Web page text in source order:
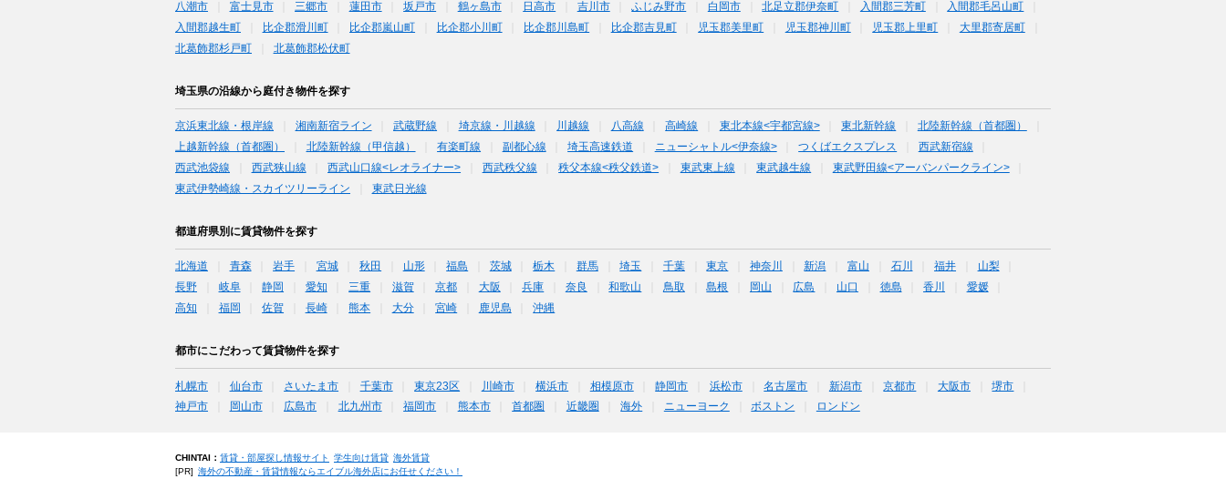
八潮市
富士見市 三郷市 蓮田市 坂戸市 鶴ヶ島市 日高市 吉川市 ふじみ野市 白岡市 北足立郡伊奈町 入間郡三芳町
入間郡毛呂山町
入間郡越生町
比企郡滑川町 比企郡嵐山町 比企郡小川町 比企郡川島町 比企郡吉見町 児玉郡美里町 児玉郡神川町 児玉郡上里町
大里郡寄居町
北葛飾郡杉戸町
北葛飾郡松伏町
埼玉県の沿線から庭付き物件を探す
京浜東北線・根岸線 湘南新宿ライン 武蔵野線 埼京線・川越線 川越線 八高線 高崎線 東北本線<宇都宮線> 東北新幹線
北陸新幹線（首都圏）
上越新幹線（首都圏）
北陸新幹線（甲信越） 有楽町線 副都心線 埼玉高速鉄道 ニューシャトル<伊奈線> つくばエクスプレス
西武新宿線
西武池袋線
西武狭山線 西武山口線<レオライナー> 西武秩父線 秩父本線<秩父鉄道> 東武東上線 東武越生線
東武野田線<アーバンパークライン>
東武伊勢崎線・スカイツリーライン
東武日光線
都道府県別に賃貸物件を探す
北海道 青森 岩手 宮城 秋田 山形 福島 茨城 栃木 群馬 埼玉 千葉 東京 神奈川 新潟 富山 石川 福井
山梨
長野
岐阜 静岡 愛知 三重 滋賀 京都 大阪 兵庫 奈良 和歌山 鳥取 島根 岡山 広島 山口 徳島 香川
愛媛
高知
福岡 佐賀 長崎 熊本 大分 宮崎 鹿児島 沖縄
都市にこだわって賃貸物件を探す
札幌市 仙台市 さいたま市 千葉市 東京23区 川崎市 横浜市 相模原市 静岡市 浜松市 名古屋市 新潟市 京都市 大阪市
堺市
神戸市
岡山市 広島市 北九州市 福岡市 熊本市 首都圏 近畿圏 海外 ニューヨーク ボストン ロンドン
CHINTAI： 賃貸・部屋探し情報サイト 学生向け賃貸 海外賃貸
[PR] 海外の不動産・賃貸情報ならエイブル海外店にお任せください！